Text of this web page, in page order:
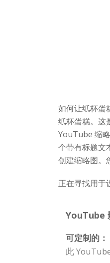
如何让纸杯蛋
纸杯蛋糕。这
YouTube 缩
个带有标题文
创建缩略图。
正在寻找用于
YouTube
可定制的：
此